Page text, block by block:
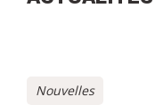
Nouvelles